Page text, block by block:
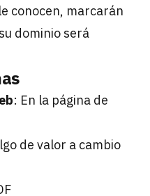
conocen, marcarán
dominio será
: En la página de
de valor a cambio